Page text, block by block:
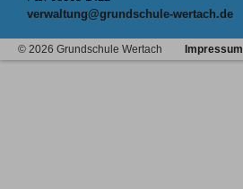
verwaltung@grundschule-wertach.de
© 2026 Grundschule Wertach Impressum